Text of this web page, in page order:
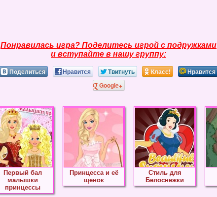
Понравилась игра? Поделитесь игрой с подружками
и вступайте в нашу группу:
Поделиться Нравится Твитнуть Класс!
Нравится
Google+
Первый бал
малышки
принцессы
Принцесса и её
щенок
Стиль для
Белоснежки